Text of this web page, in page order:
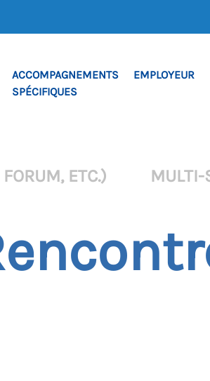
ACCOMPAGNEMENTS
SPÉCIFIQUES
EMPLOYEUR
ETC.) MULTI-